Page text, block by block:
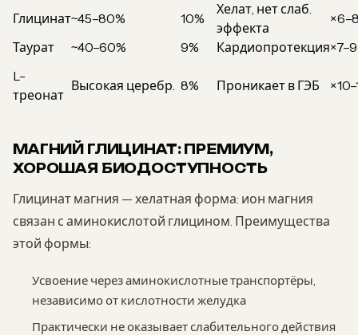
Глицинат~45–80% 10%
Хелат, нет слаб.
эффекта
Таурат
~40–60% 9% Кардиопротекция×7–9
L-
треонат
Высокая церебр. 8% Проникает в ГЭБ
МАГНИЙ ГЛИЦИНАТ: ПРЕМИУМ,
ХОРОШАЯ БИОДОСТУПНОСТЬ
Глицинат магния — хелатная форма: ион магния
связан с аминокислотой глицином. Преимущества
этой формы:
Усвоение через аминокислотные транспортёры,
независимо от кислотности желудка
Практически не оказывает слабительного действия